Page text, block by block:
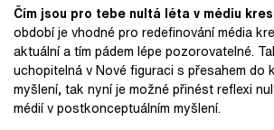
Čím jsou pro tebe nultá léta v médiu
období je vhodné pro redefinování média
aktuální a tím pádem lépe pozorovatelné.
uchopitelná v Nové figuraci s přesahem do
myšlení, tak nyní je možné přinést reflexi
médií v postkonceptuálním myšlení.